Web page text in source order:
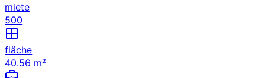
miete
500
fläche
40.56 m²